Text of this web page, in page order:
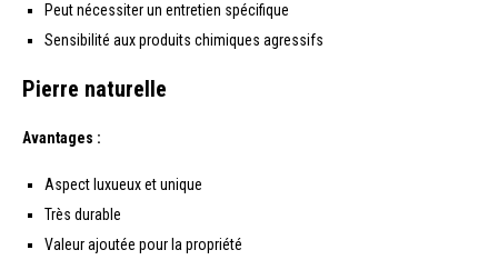
Peut nécessiter un entretien spécifique
Sensibilité aux produits chimiques agressifs
Pierre naturelle
Avantages :
Aspect luxueux et unique
Très durable
Valeur ajoutée pour la propriété